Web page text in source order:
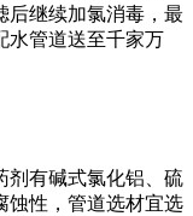
后继续加氯消毒，最
水管道送至千家万
剂有碱式氯化铝、硫
蚀性，管道选材宜选